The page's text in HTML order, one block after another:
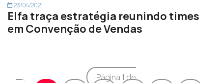
23/04/2021
Elfa traça estratégia reunindo times
em Convenção de Vendas
Página 1 de